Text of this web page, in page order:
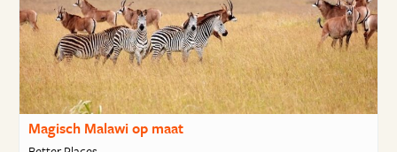
Magisch Malawi op maat